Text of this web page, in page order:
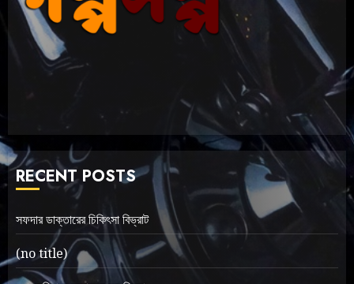
RECENT POSTS
সফদার ডাক্তারের চিকিৎসা বিভ্রাট
(no title)